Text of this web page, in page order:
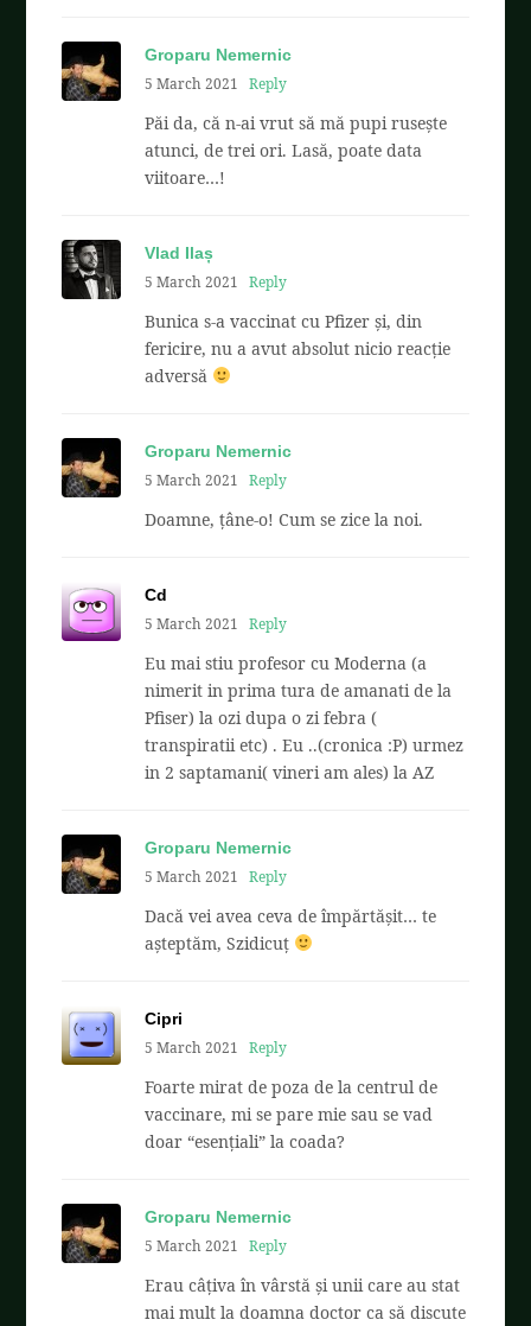
Groparu Nemernic
5 March 2021
Reply
Păi da, că n-ai vrut să mă pupi rusește
atunci, de trei ori. Lasă, poate data
viitoare…!
Vlad Ilaș
5 March 2021
Reply
Bunica s-a vaccinat cu Pfizer și, din
fericire, nu a avut absolut nicio reacție
adversă
Groparu Nemernic
5 March 2021
Reply
Doamne, țâne-o! Cum se zice la noi.
Cd
5 March 2021
Reply
Eu mai stiu profesor cu Moderna (a
nimerit in prima tura de amanati de la
Pfiser) la ozi dupa o zi febra (
transpiratii etc) . Eu ..(cronica :P) urmez
in 2 saptamani( vineri am ales) la AZ
Groparu Nemernic
5 March 2021
Reply
Dacă vei avea ceva de împărtășit… te
așteptăm, Szidicuț
Cipri
5 March 2021
Reply
Foarte mirat de poza de la centrul de
vaccinare, mi se pare mie sau se vad
doar “esențiali” la coada?
Groparu Nemernic
5 March 2021
Reply
Erau câțiva în vârstă și unii care au stat
mai mult la doamna doctor ca să discute